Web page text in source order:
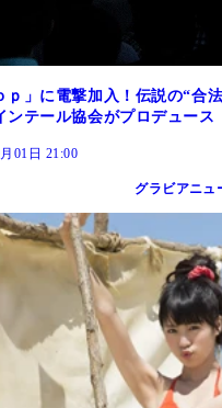
ｐ」に電撃加入！伝説の“合
ンテール協会がプロデュース
01日 21:00
グラビアニュ